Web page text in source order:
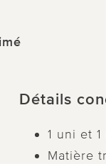
Détails
1 uni et
Matière